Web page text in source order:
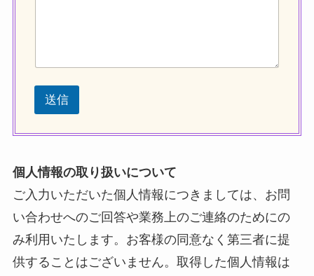
送信
個人情報の取り扱いについて
ご入力いただいた個人情報につきましては、お問
い合わせへのご回答や業務上のご連絡のためにの
み利用いたします。お客様の同意なく第三者に提
供することはございません。取得した個人情報は